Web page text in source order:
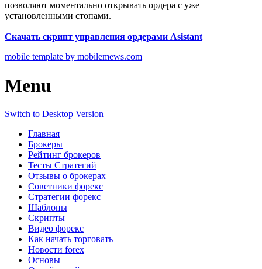
позволяют моментально открывать ордера с уже
установленными стопами.
Скачать скрипт управления ордерами Asistant
mobile template by mobilemews.com
Menu
Switch to Desktop Version
Главная
Брокеры
Рейтинг брокеров
Тесты Стратегий
Отзывы о брокерах
Советники форекс
Стратегии форекс
Шаблоны
Скрипты
Видео форекс
Как начать торговать
Новости forex
Основы